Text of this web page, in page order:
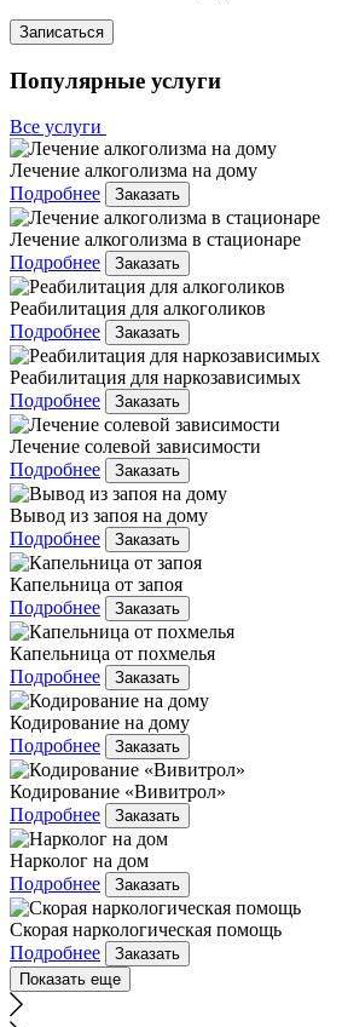
Записаться
Популярные услуги
Все услуги
Лечение алкоголизма на дому
Подробнее
Заказать
Лечение алкоголизма в стационаре
Подробнее
Заказать
Реабилитация для алкоголиков
Подробнее
Заказать
Реабилитация для наркозависимых
Подробнее
Заказать
Лечение солевой зависимости
Подробнее
Заказать
Вывод из запоя на дому
Подробнее
Заказать
Капельница от запоя
Подробнее
Заказать
Капельница от похмелья
Подробнее
Заказать
Кодирование на дому
Подробнее
Заказать
Кодирование «Вивитрол»
Подробнее
Заказать
Нарколог на дом
Подробнее
Заказать
Скорая наркологическая помощь
Подробнее
Заказать
Показать еще